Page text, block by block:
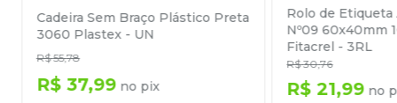
Cadeira Sem Braço Plástico Preta
3060 Plastex - UN
R$ 55,78
R$ 37,99no pix
Rolo de
Nº09 60x40mm
Fitacrel - 3RL
R$ 30,76
R$ 21,99 no